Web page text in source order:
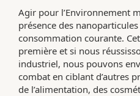
Agir pour l’Environnement
présence des
consommation courante.
première et si nous
industriel, nous pouvons
combat en ciblant d’autres
de l’alimentation, des